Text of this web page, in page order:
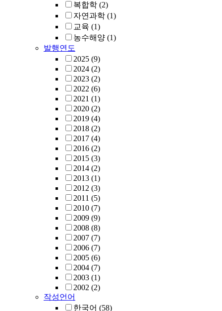
복합학 (2)
자연과학 (1)
교육 (1)
농수해양 (1)
발행연도
2025 (9)
2024 (2)
2023 (2)
2022 (6)
2021 (1)
2020 (2)
2019 (4)
2018 (2)
2017 (4)
2016 (2)
2015 (3)
2014 (2)
2013 (1)
2012 (3)
2011 (5)
2010 (7)
2009 (9)
2008 (8)
2007 (7)
2006 (7)
2005 (6)
2004 (7)
2003 (1)
2002 (2)
작성언어
한국어 (58)